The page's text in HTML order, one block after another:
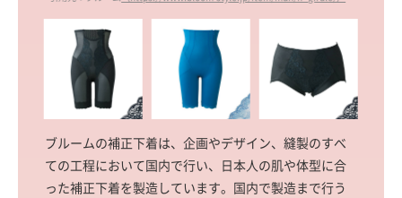
ブルームの補正下着は、企画やデザイン、縫製のすべ
ての工程において国内で行い、日本人の肌や体型に合
った補正下着を製造しています。国内で製造まで行う